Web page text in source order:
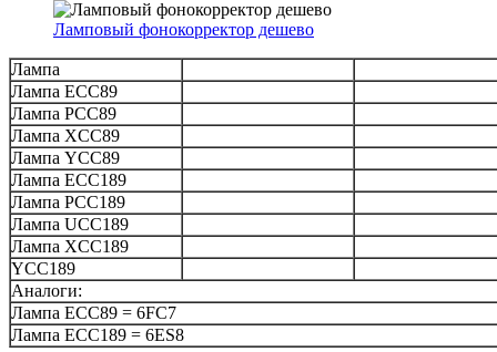
Ламповый фонокорректор дешево
Лампа
Лампа ECC89
Лампа PCC89
Лампа XCC89
Лампа YCC89
Лампа ECC189
Лампа PCC189
Лампа UCC189
Лампа XCC189
YCC189
Аналоги:
Лампа ECC89 = 6FC7
Лампа ECC189 = 6ES8